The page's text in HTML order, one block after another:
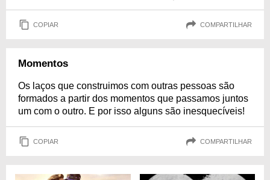
COPIAR COMPARTILHAR
Momentos
Os laços que construimos com outras pessoas são
formados a partir dos momentos que passamos juntos
um com o outro. E por isso alguns são inesquecíveis!
COPIAR COMPARTILHAR